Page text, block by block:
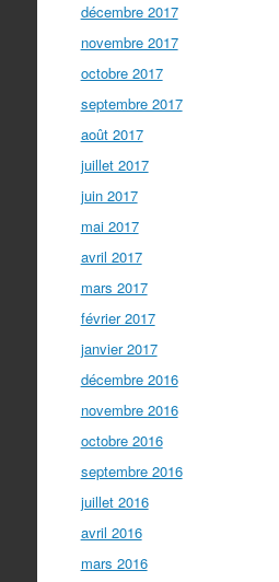
décembre 2017
novembre 2017
octobre 2017
septembre 2017
août 2017
juillet 2017
juin 2017
mai 2017
avril 2017
mars 2017
février 2017
janvier 2017
décembre 2016
novembre 2016
octobre 2016
septembre 2016
juillet 2016
avril 2016
mars 2016